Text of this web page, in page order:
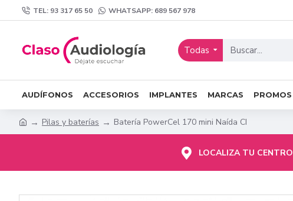
TEL: 93 317 65 50 WHATSAPP: 689 567 978
Todas
AUDÍFONOS ACCESORIOS IMPLANTES MARCAS PROMOS
Pilas y baterías Batería PowerCel 170 mini Naída CI
LOCALIZA TU CENTRO